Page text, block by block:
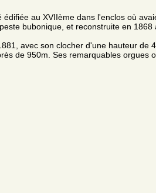
édifiée au XVIIème dans l'enclos où
bubonique, et reconstruite en 1868
avec son clocher d'une hauteur de
de 950m. Ses remarquables orgues